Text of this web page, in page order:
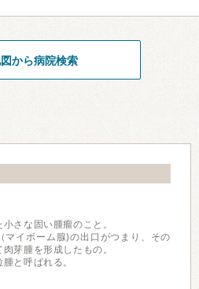
から病院検索
さな固い腫瘤のこと。
マイボーム腺)の出口がつまり、その
芽腫を形成したもの。
と呼ばれる。